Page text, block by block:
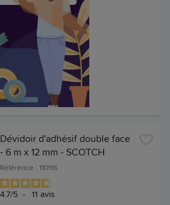
Dévidoir d'adhésif double face
- 6 m x 12 mm - SCOTCH
Référence : 110116
4.7/5 - 11 avis